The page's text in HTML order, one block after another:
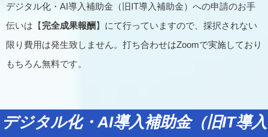
デジタル化・AI導入補助金（旧IT導入補助金）への申請のお手
伝いは【完全成果報酬 】にて行っていますので、採択されない
限り費用は発生致しません。打ち合わせはZoomで実施しており
もちろん無料です。
デジタル化・AI導入補助金（旧IT導入